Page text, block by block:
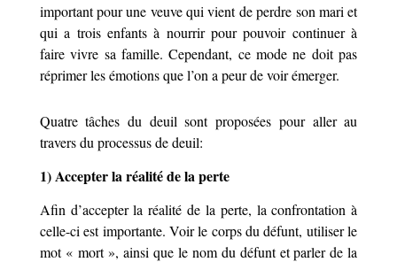
important pour une veuve qui vient de perdre son mari et
qui a trois enfants à nourrir pour pouvoir continuer à
faire vivre sa famille. Cependant, ce mode ne doit pas
réprimer les émotions que l’on a peur de voir émerger.
Quatre tâches du deuil sont proposées pour aller au
travers du processus de deuil:
1) Accepter la réalité de la perte
Afin d’accepter la réalité de la perte, la confrontation à
celle-ci est importante. Voir le corps du défunt, utiliser le
mot « mort », ainsi que le nom du défunt et parler de la